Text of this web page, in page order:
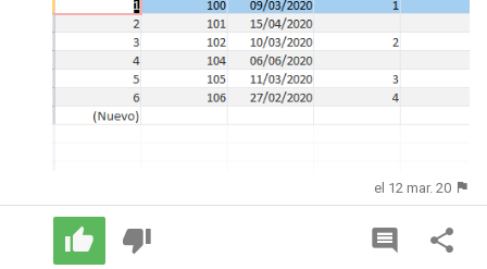
el 12 mar. 20